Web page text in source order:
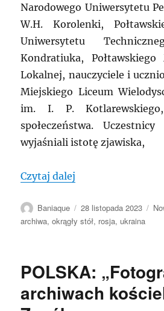
Narodowego Uniwersytetu
W.H. Korolenki,
Uniwersytetu
Kondratiuka,
Lokalnej, nauczyciele i
Miejskiego Liceum
im. I. P. Kotlarewskiego,
społeczeństwa. Uczestnicy
wyjaśniali istotę zjawiska,
Czytaj dalej
Autor
Baniaque
Data
publikacji
28 listopada 2023
archiwa,okrągły stół, rosja, ukraina
POLSKA:
archiwach